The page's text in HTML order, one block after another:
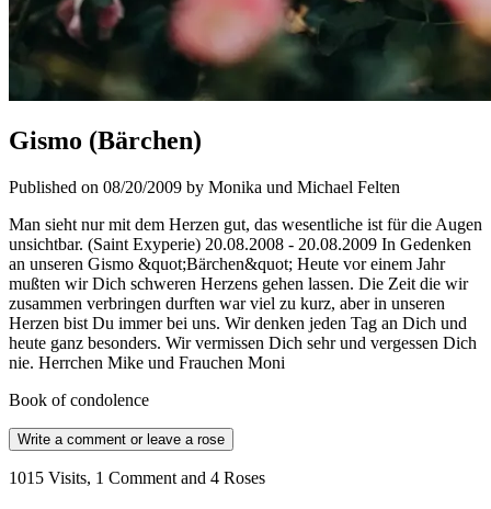
Gismo (Bärchen)
Published on 08/20/2009 by Monika und Michael Felten
Man sieht nur mit dem Herzen gut, das wesentliche ist für die Augen
unsichtbar. (Saint Exyperie) 20.08.2008 - 20.08.2009 In Gedenken
an unseren Gismo &quot;Bärchen&quot; Heute vor einem Jahr
mußten wir Dich schweren Herzens gehen lassen. Die Zeit die wir
zusammen verbringen durften war viel zu kurz, aber in unseren
Herzen bist Du immer bei uns. Wir denken jeden Tag an Dich und
heute ganz besonders. Wir vermissen Dich sehr und vergessen Dich
nie. Herrchen Mike und Frauchen Moni
Book of condolence
Write a comment or leave a rose
1015 Visits, 1 Comment and 4 Roses